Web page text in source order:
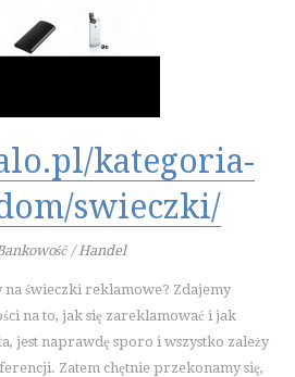
CERTYFIKATY
I SZKOLENIA
TŁUMACZENIA
WNĘTRZ
kategoria-
swieczki/
/ Handel
na świeczki reklamowe? Zdajemy
na to, jak się zareklamować i jak
jest naprawdę sporo i wszystko zależy
Zatem chętnie przekonamy się,